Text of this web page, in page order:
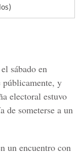
sábado en
públicamente, y
electoral estuvo
de someterse a un
un encuentro con